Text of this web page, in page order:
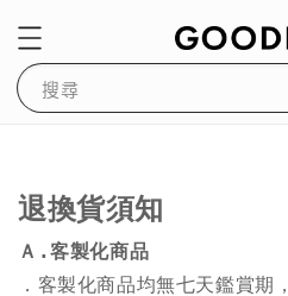
搜尋
退換貨須知
Ａ.客製化商品
．客製化商品均無七天鑑賞期